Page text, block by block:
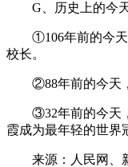
G、历史上的今
①106年前的今天
校长。
②88年前的今天，
③32年前的今天，
霞成为最年轻的世界
来源：人民网、